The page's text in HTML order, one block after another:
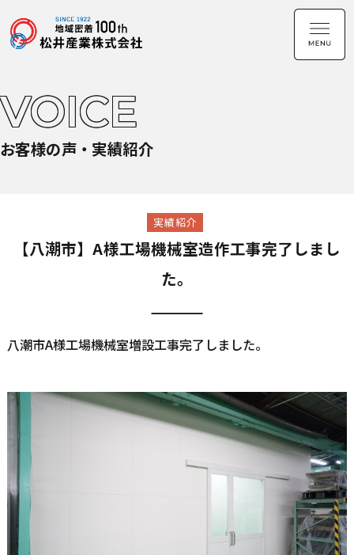
VOICE
お客様の声・実績紹介
実績紹介
【八潮市】A様工場機械室造作工事完了しまし
た。
八潮市A様工場機械室増設工事完了しました。